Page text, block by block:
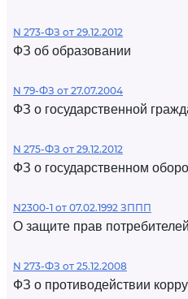
N 273-ФЗ от 29.12.2012
ФЗ об образовании
N 79-ФЗ от 27.07.2004
ФЗ о государственной
N 275-ФЗ от 29.12.2012
ФЗ о государственном
N2300-1 от 07.02.1992 ЗППП
О защите прав потребителей
N 273-ФЗ от 25.12.2008
ФЗ о противодействии